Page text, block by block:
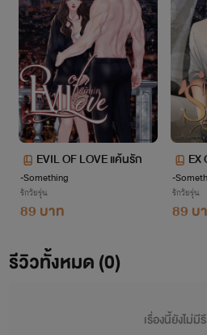
- BAD RISK เสี่ยงรัก (
- BAD RELATIONSHIP สัมพัน
- BAD KILLER กับดักนักฆ่า (
- BAD CATCH ลวงรัก (
- BAD TOUCH สัมผัสรัก
- BAD RETURN หวนคืนรัก
- BAD NIGHT คืนร้าย(คืน)รัก (
- BAD TRY ทดลองรัก (แด
- TRICK TO LOVE หลอกให้รั
EVIL OF LOVE แค้นรัก
-Something
รักวัยรุ่น
89 บาท
EX
-
รักวัยรุ่น
89 บ
รีวิวทั้งหมด (0)
เรื่องนี้ยังไม่มี